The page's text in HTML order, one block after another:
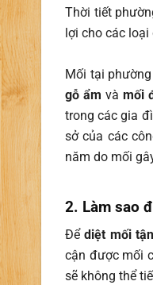
Thời tiết
lợi cho các
Mối tại
gỗ ẩm và mối
trong các gia
sở của các
năm do mối
2. Làm sao
Đểdiệt mối
cận được mối
sẽ không thể